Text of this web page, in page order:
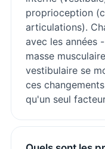
proprioception
articulations).
avec les années
masse
vestibulaire se
ces
qu'un seul